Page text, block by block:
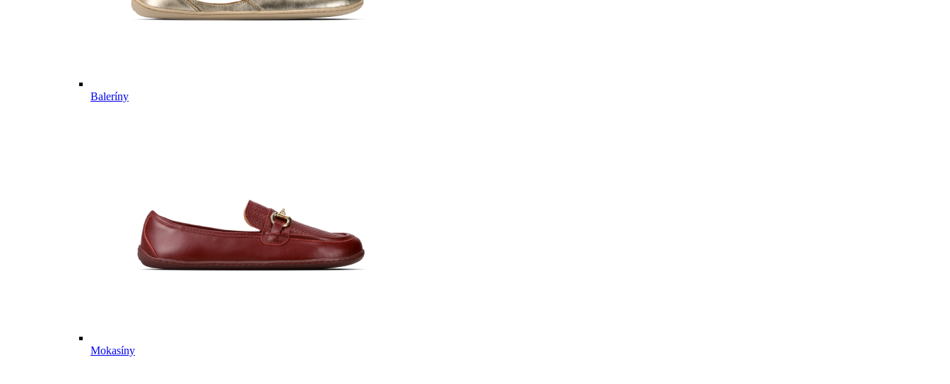
Baleríny
Mokasíny